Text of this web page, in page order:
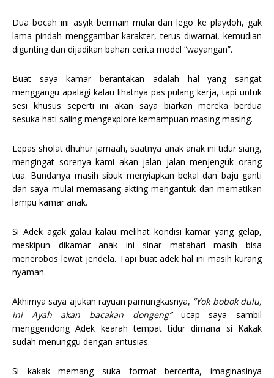
Dua bocah ini asyik bermain mulai dari lego ke playdoh, gak
lama pindah menggambar karakter, terus diwarnai, kemudian
digunting dan dijadikan bahan cerita model “wayangan”.
Buat saya kamar berantakan adalah hal yang sangat
menggangu apalagi kalau lihatnya pas pulang kerja, tapi untuk
sesi khusus seperti ini akan saya biarkan mereka berdua
sesuka hati saling mengexplore kemampuan masing masing.
Lepas sholat dhuhur jamaah, saatnya anak anak ini tidur siang,
mengingat sorenya kami akan jalan jalan menjenguk orang
tua. Bundanya masih sibuk menyiapkan bekal dan baju ganti
dan saya mulai memasang akting mengantuk dan mematikan
lampu kamar anak.
Si Adek agak galau kalau melihat kondisi kamar yang gelap,
meskipun dikamar anak ini sinar matahari masih bisa
menerobos lewat jendela. Tapi buat adek hal ini masih kurang
nyaman.
Akhirnya saya ajukan rayuan pamungkasnya, “Yok bobok dulu,
ini Ayah akan bacakan dongeng”ucap saya sambil
menggendong Adek kearah tempat tidur dimana si Kakak
sudah menunggu dengan antusias.
Si kakak memang suka format bercerita, imaginasinya